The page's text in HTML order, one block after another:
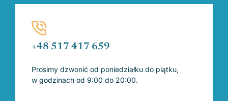
+48 517 417 659
Prosimy dzwonić od poniedziałku do piątku,
w godzinach od 9:00 do 20:00.